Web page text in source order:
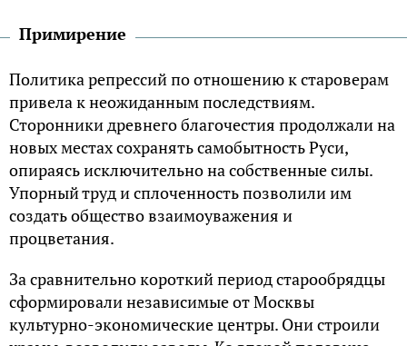
Примирение
Политика репрессий по отношению к староверам
привела к неожиданным последствиям.
Сторонники древнего благочестия продолжали на
новых местах сохранять самобытность Руси,
опираясь исключительно на собственные силы.
Упорный труд и сплоченность позволили им
создать общество взаимоуважения и
процветания.
За сравнительно короткий период старообрядцы
сформировали независимые от Москвы
культурно-экономические центры. Они строили